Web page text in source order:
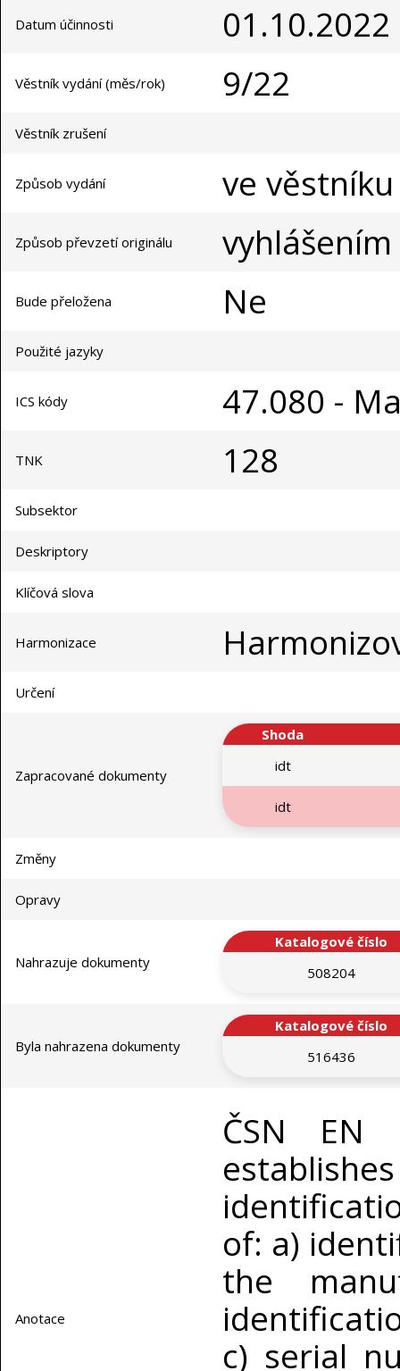
Datum účinnosti 01.10.2022
Věstník vydání (měs/rok) 9/22
Věstník zrušení
Způsob vydání ve věstníku
Způsob převzetí originálu vyhlášením
Bude přeložena Ne
Použité jazyky
ICS kódy 47.080 -
TNK 128
Subsektor
Deskriptory
Klíčová slova
Harmonizace
Určení
Zapracované dokumenty
Shoda
idt
idt
Změny
Opravy
Nahrazuje dokumenty
Katalogové číslo
508204
Byla nahrazena dokumenty
Katalogové číslo
516436
Anotace
ČSN EN
of: a)
the
c) serial